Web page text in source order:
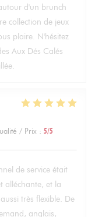
d'un brunch
collection de jeux
plaire. N'hésitez
Aux Dés Calés
/ Prix : 5/5
de service était
alléchante, et la
très flexible. De
anglais,